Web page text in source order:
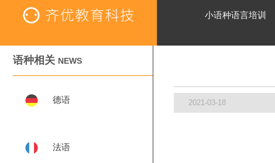
小语种语言培训
语种相关 NEWS
德语
法语
2021-03-18